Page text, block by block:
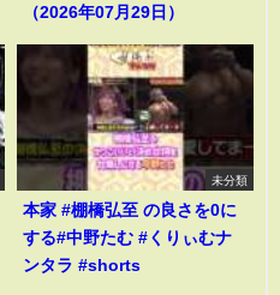
（2026年07月29日）
未分類
本家 #棚橋弘至 の良さを0に
する#中野たむ #くりぃむナ
ンタラ #shorts